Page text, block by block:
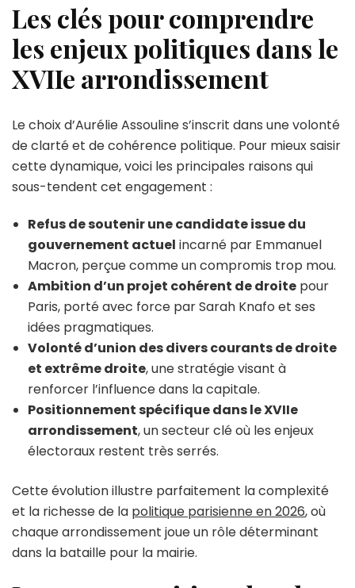
Les clés pour comprendre
les enjeux politiques dans le
XVIIe arrondissement
Le choix d’Aurélie Assouline s’inscrit dans une volonté
de clarté et de cohérence politique. Pour mieux saisir
cette dynamique, voici les principales raisons qui
sous-tendent cet engagement :
Refus de soutenir une candidate issue du
gouvernement actuel incarné par Emmanuel
Macron, perçue comme un compromis trop mou.
Ambition d’un projet cohérent de droite pour
Paris, porté avec force par Sarah Knafo et ses
idées pragmatiques.
Volonté d’union des divers courants de droite
et extrême droite, une stratégie visant à
renforcer l’influence dans la capitale.
Positionnement spécifique dans le XVIIe
arrondissement, un secteur clé où les enjeux
électoraux restent très serrés.
Cette évolution illustre parfaitement la complexité
et la richesse de la politique parisienne en 2026, où
chaque arrondissement joue un rôle déterminant
dans la bataille pour la mairie.